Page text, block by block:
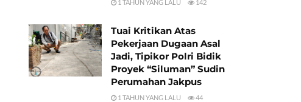
1 TAHUN YANG LALU 142
Tuai Kritikan Atas
Pekerjaan Dugaan Asal
Jadi, Tipikor Polri Bidik
Proyek “Siluman” Sudin
Perumahan Jakpus
1 TAHUN YANG LALU 44